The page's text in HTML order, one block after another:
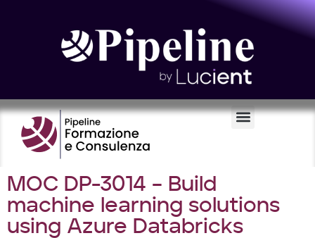
MOC DP-3014 – Build
machine learning solutions
using Azure Databricks